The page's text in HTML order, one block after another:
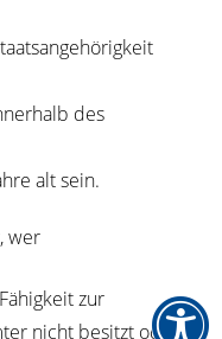
des
alt sein.
wer
zur
nicht besitzt oder